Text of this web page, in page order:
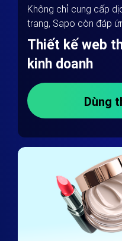
Không chỉ cung cấp
trang, Sapo còn đáp
Thiết kế web
kinh doanh
Dùng